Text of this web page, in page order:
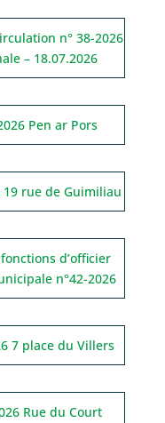
n° 38-2026
– 18.07.2026
Pen ar Pors
rue de Guimiliau
d’officier
n°42-2026
7 place du Villers
Rue du Court